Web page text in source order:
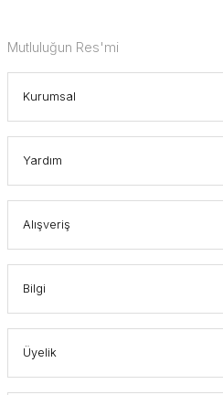
Mutluluğun Res'mi
Kurumsal
Yardım
Alışveriş
Bilgi
Üyelik